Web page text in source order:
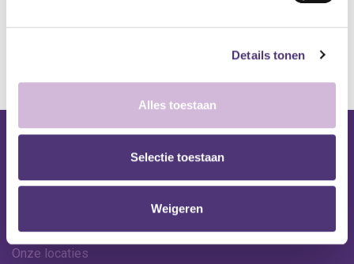
Details tonen
Alles toestaan
Selectie toestaan
Weigeren
*Bij grote aankopen, gelieve de klantendienst te contacteren. Hier
Shop
Ledenkorting
Onze locaties